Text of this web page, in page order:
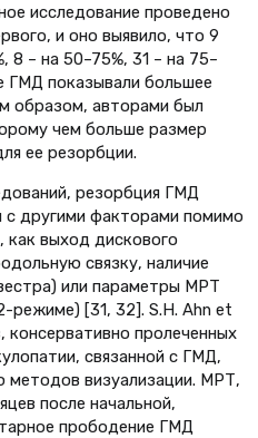
исследование проведено
и оно выявило, что 9
– на 50–75%, 31 – на 75–
ГМД показывали большее
образом, авторами был
чем больше размер
ее резорбции.
резорбция ГМД
с другими факторами помимо
как выход дискового
связку, наличие
или параметры МРТ
режиме) [31, 32]. S.H. Ahn et
консервативно пролеченных
связанной с ГМД,
визуализации. МРТ,
после начальной,
прободение ГМД